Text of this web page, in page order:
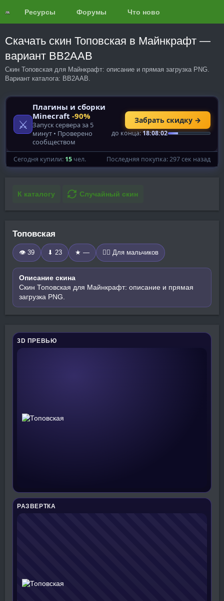
Ресурсы Форумы Что нового?
Скачать скин Топовская в Майнкрафт —
вариант BB2AAB
Скин Топовская для Майнкрафт: описание и прямая загрузка PNG.
Вариант каталога: BB2AAB.
К каталогу Случайный скин
Топовская
👁 39 ⬇ 23 ★ — 🧍‍♂️ Для мальчиков
Описание скина
Скин Топовская для Майнкрафт: описание и прямая
загрузка PNG.
3D ПРЕВЬЮ
РАЗВЕРТКА